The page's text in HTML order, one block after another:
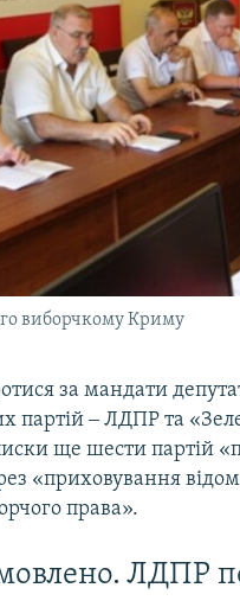
виборчкому Криму
за мандати
партій ‒ ЛДПР та
ще шести партій
«приховування
права».
ЛДПР